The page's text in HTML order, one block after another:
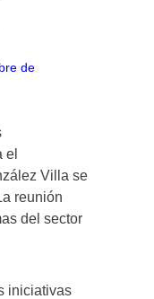
el
Villa se
reunión
del sector
iniciativas